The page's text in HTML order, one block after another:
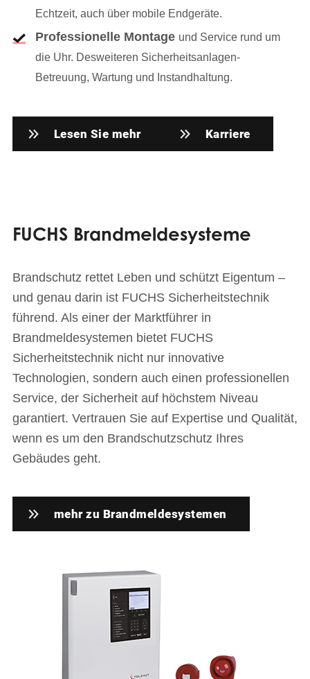
Echtzeit, auch über mobile Endgeräte.
Professionelle Montage und Service rund um
die Uhr. Desweiteren Sicherheitsanlagen-
Betreuung, Wartung und Instandhaltung.
Lesen Sie mehr Karriere
FUCHS Brandmeldesysteme
Brandschutz rettet Leben und schützt Eigentum –
und genau darin ist FUCHS Sicherheitstechnik
führend. Als einer der Marktführer in
Brandmeldesystemen bietet FUCHS
Sicherheitstechnik nicht nur innovative
Technologien, sondern auch einen professionellen
Service, der Sicherheit auf höchstem Niveau
garantiert. Vertrauen Sie auf Expertise und Qualität,
wenn es um den Brandschutzschutz Ihres
Gebäudes geht.
mehr zu Brandmeldesystemen